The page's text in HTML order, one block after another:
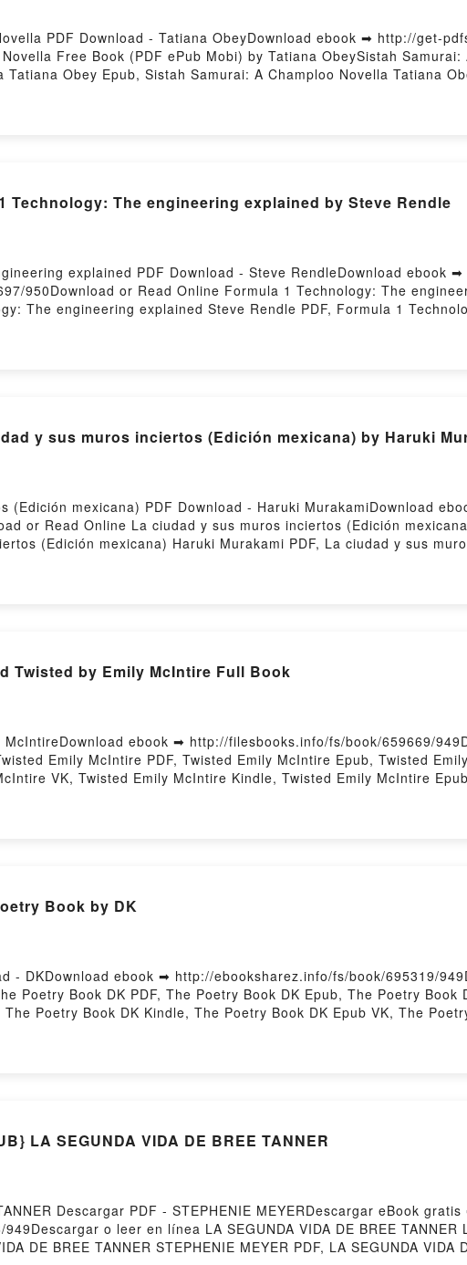
PDF Download - Tatiana ObeyDownload ebook ➡ http://get-
Free Book (PDF ePub Mobi) by Tatiana ObeySistah
Obey Epub, Sistah Samurai: A Champloo Novella Tatiana
Tatiana Obey Epub VK, Sistah Samurai: A Champloo Novella
Technology: The engineering explained by Steve Rendle
explained PDF Download - Steve RendleDownload ebook ➡
950Download or Read Online Formula 1 Technology: The
The engineering explained Steve Rendle PDF, Formula 1
engineering explained Steve Rendle VK, Formula 1 Technology:
y sus muros inciertos (Edición mexicana) by Haruki
(Edición mexicana) PDF Download - Haruki MurakamiDownload
or Read Online La ciudad y sus muros inciertos (Edición
(Edición mexicana) Haruki Murakami PDF, La ciudad y sus
La ciudad y sus muros inciertos (Edición mexicana) Haruki
Twisted by Emily McIntire Full Book
McIntireDownload ebook ➡ http://filesbooks.info/fs/book/659669/
Emily McIntire PDF, Twisted Emily McIntire Epub, Twisted
VK, Twisted Emily McIntire Kindle, Twisted Emily McIntire
Book by DK
- DKDownload ebook ➡ http://ebooksharez.info/fs/book/695319/
Poetry Book DK PDF, The Poetry Book DK Epub, The Poetry Book
Poetry Book DK Kindle, The Poetry Book DK Epub VK, The
LA SEGUNDA VIDA DE BREE TANNER
Descargar PDF - STEPHENIE MEYERDescargar eBook
o leer en línea LA SEGUNDA VIDA DE BREE
DE BREE TANNER STEPHENIE MEYER PDF, LA SEGUNDA